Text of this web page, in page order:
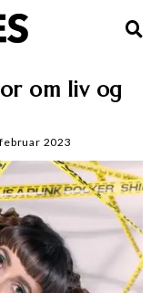
om liv og
2023